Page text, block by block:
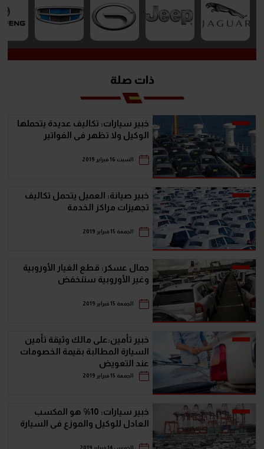
ذات صلة
خبير سيارات: تكاليف عديدة يتحملها
الوكيل ولا تظهر فى الفواتير
السبت 16 فبراير 2019
خبير صيانة: العميل يتحمل تكاليف
تجهيزات مراكز الخدمة
الجمعة 15 فبراير 2019
جمال عسكر: قطع الغيار الأوروبية
وغير الأوروبية ستنخفض
الجمعة 15 فبراير 2019
خبير تأمين:على مالك وثيقة تأمين
السيارة المطالبة بقيمة الخصومات
عند التعويض
الجمعة 15 فبراير 2019
خبير سيارات: 10% هو المكسب
العادل للوكيل والموزع فى السيارة
الخميس 14 فبراير 2019